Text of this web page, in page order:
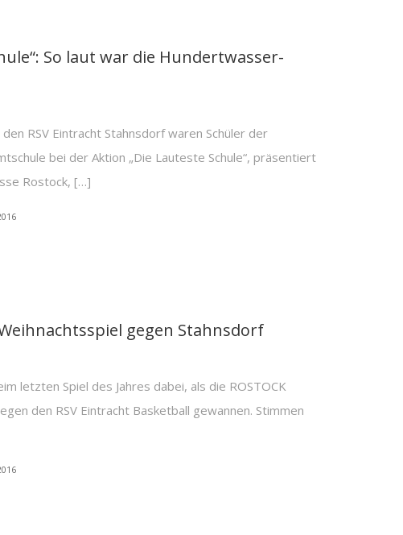
So laut war die Hundertwasser-
RSV Eintracht Stahnsdorf waren Schüler der
bei der Aktion „Die Lauteste Schule“, präsentiert
Rostock, […]
Weihnachtsspiel gegen Stahnsdorf
letzten Spiel des Jahres dabei, als die ROSTOCK
den RSV Eintracht Basketball gewannen. Stimmen